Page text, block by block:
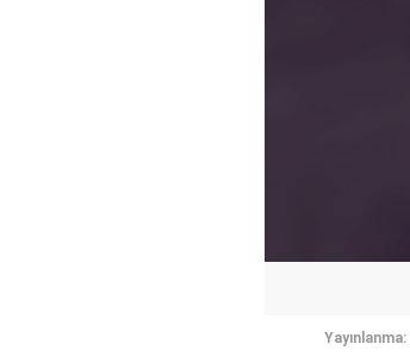
Yayınlanma: